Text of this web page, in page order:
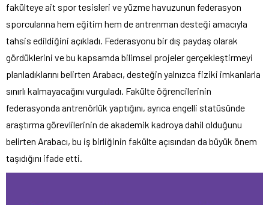
fakülteye ait spor tesisleri ve yüzme havuzunun federasyon
sporcularına hem eğitim hem de antrenman desteği amacıyla
tahsis edildiğini açıkladı. Federasyonu bir dış paydaş olarak
gördüklerini ve bu kapsamda bilimsel projeler gerçekleştirmeyi
planladıklarını belirten Arabacı, desteğin yalnızca fiziki imkanlarla
sınırlı kalmayacağını vurguladı. Fakülte öğrencilerinin
federasyonda antrenörlük yaptığını, ayrıca engelli statüsünde
araştırma görevlilerinin de akademik kadroya dahil olduğunu
belirten Arabacı, bu iş birliğinin fakülte açısından da büyük önem
taşıdığını ifade etti.